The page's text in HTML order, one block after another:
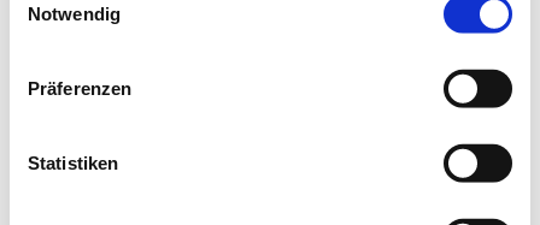
gelistet.
Notwendig
Präferenzen
Statistiken